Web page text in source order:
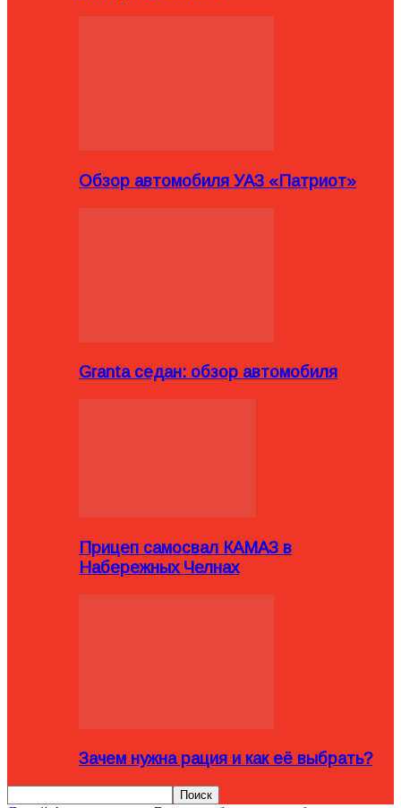
Обзор автомобиля УАЗ «Патриот»
Granta седан: обзор автомобиля
Прицеп самосвал КАМАЗ в
Набережных Челнах
Зачем нужна рация и как её выбрать?